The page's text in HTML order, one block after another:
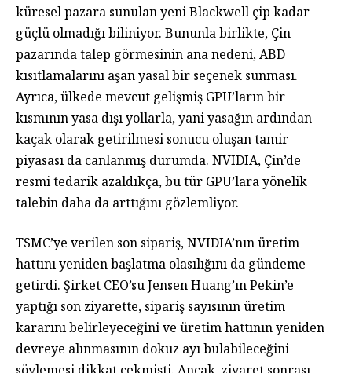
küresel pazara sunulan yeni Blackwell çip kadar
güçlü olmadığı biliniyor. Bununla birlikte, Çin
pazarında talep görmesinin ana nedeni, ABD
kısıtlamalarını aşan yasal bir seçenek sunması.
Ayrıca, ülkede mevcut gelişmiş GPU’ların bir
kısmının yasa dışı yollarla, yani yasağın ardından
kaçak olarak getirilmesi sonucu oluşan tamir
piyasası da canlanmış durumda. NVIDIA, Çin’de
resmi tedarik azaldıkça, bu tür GPU’lara yönelik
talebin daha da arttığını gözlemliyor.
TSMC’ye verilen son sipariş, NVIDIA’nın üretim
hattını yeniden başlatma olasılığını da gündeme
getirdi. Şirket CEO’su Jensen Huang’ın Pekin’e
yaptığı son ziyarette, sipariş sayısının üretim
kararını belirleyeceğini ve üretim hattının yeniden
devreye alınmasının dokuz ayı bulabileceğini
söylemesi dikkat çekmişti. Ancak, ziyaret sonrası